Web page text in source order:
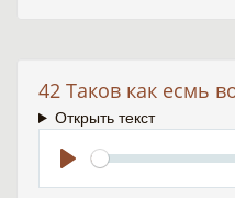
42 Таков как есмь
Открыть текст